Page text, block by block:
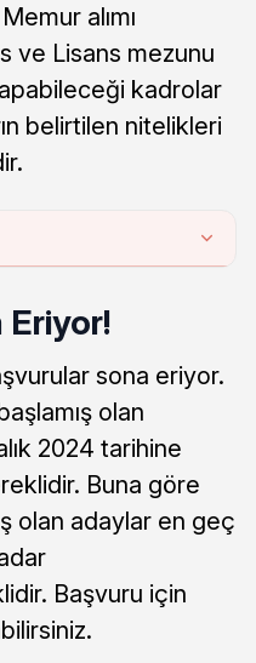
alımı
ve Lisans mezunu
kadrolar
belirtilen nitelikleri
Eriyor!
sona eriyor.
olan
2024 tarihine
Buna göre
olan adaylar en geç
Başvuru için